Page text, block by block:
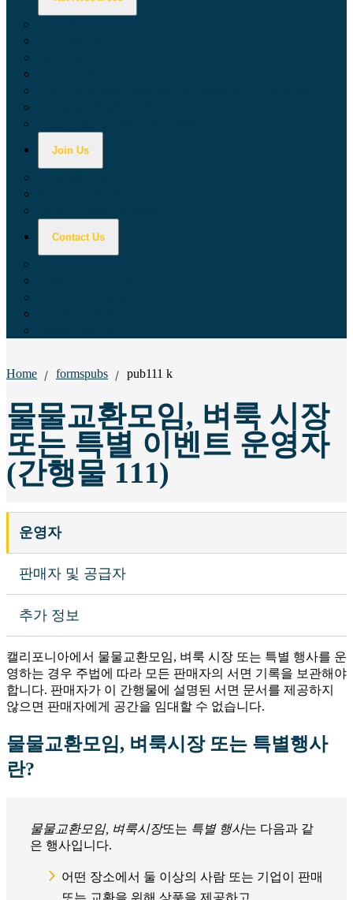
Join Us
Contact Us
Breadcrumbs:
Home formspubs pub111 k
물물교환모임, 벼룩 시장
또는 특별 이벤트 운영자
(간행물 111)
운영자
판매자 및 공급자
추가 정보
캘리포니아에서 물물교환모임, 벼룩 시장 또는 특별 행사를 운
영하는 경우 주법에 따라 모든 판매자의 서면 기록을 보관해야
합니다. 판매자가 이 간행물에 설명된 서면 문서를 제공하지
않으면 판매자에게 공간을 임대할 수 없습니다.
물물교환모임, 벼룩시장 또는 특별행사
란?
물물교환모임, 벼룩시장또는 특별 행사는 다음과 같
은 행사입니다.
어떤 장소에서 둘 이상의 사람 또는 기업이 판매
또는 교환을 위해 상품을 제공하고